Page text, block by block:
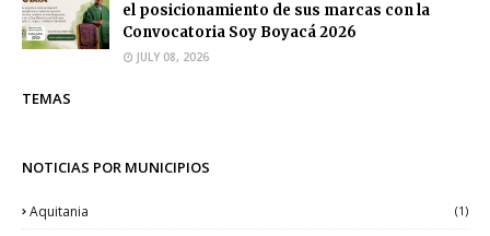
el posicionamiento de sus marcas con la
Convocatoria Soy Boyacá 2026
JULY 08, 2026
TEMAS
NOTICIAS POR MUNICIPIOS
Aquitania (1)